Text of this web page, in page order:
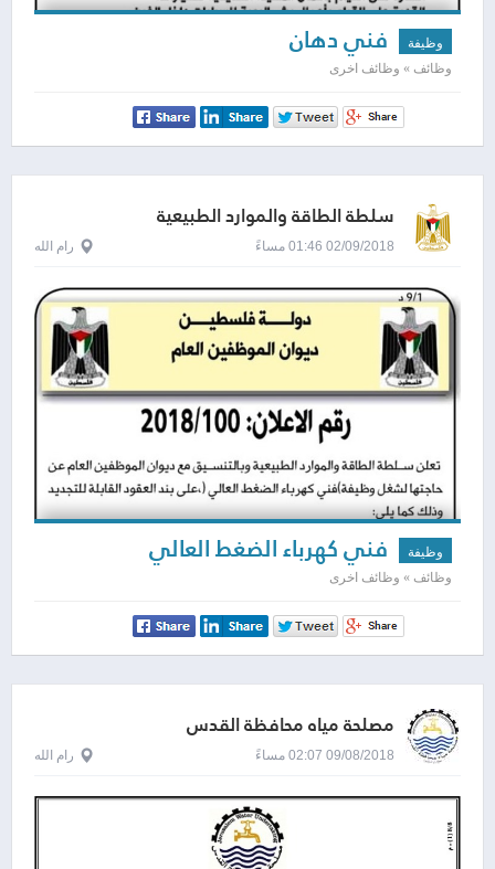
وظيفة فني دهان
وظائف » وظائف اخرى
سلطة الطاقة والموارد الطبيعية
02/09/2018 01:46 مساءً رام الله
وظيفة فني كهرباء الضغط العالي
وظائف » وظائف اخرى
مصلحة مياه محافظة القدس
09/08/2018 02:07 مساءً رام الله